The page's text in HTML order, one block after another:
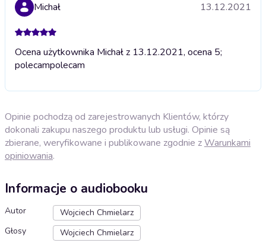
Michał 13.12.2021
Ocena użytkownika Michał z 13.12.2021, ocena 5;
polecampolecam
Opinie pochodzą od zarejestrowanych Klientów, którzy
dokonali zakupu naszego produktu lub usługi. Opinie są
zbierane, weryfikowane i publikowane zgodnie zWarunkami
opiniowania.
Informacje o audiobooku
Autor
Wojciech Chmielarz
Głosy
Wojciech Chmielarz